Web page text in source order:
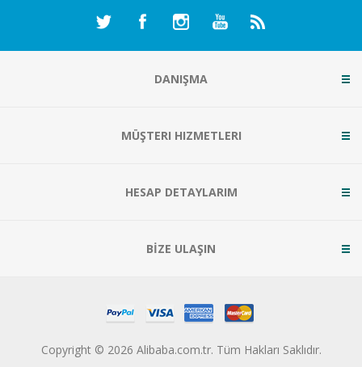
DANIŞMA
MÜŞTERI HIZMETLERI
HESAP DETAYLARIM
BİZE ULAŞIN
Copyright © 2026 Alibaba.com.tr. Tüm Hakları Saklıdır.